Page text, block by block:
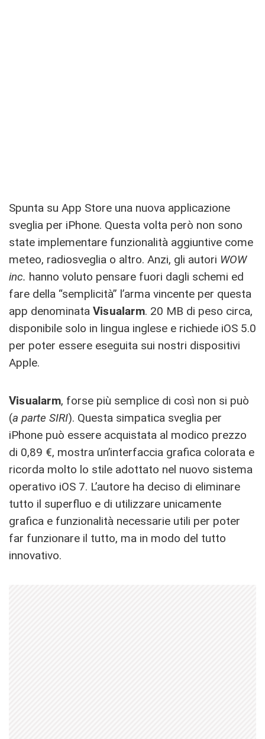
Spunta su App Store una nuova applicazione
sveglia per iPhone. Questa volta però non sono
state implementare funzionalità aggiuntive come
meteo, radiosveglia o altro. Anzi, gli autori WOW
inc. hanno voluto pensare fuori dagli schemi ed
fare della “semplicità” l’arma vincente per questa
app denominata Visualarm. 20 MB di peso circa,
disponibile solo in lingua inglese e richiede iOS 5.0
per poter essere eseguita sui nostri dispositivi
Apple.
Visualarm, forse più semplice di così non si può
(a parte SIRI). Questa simpatica sveglia per
iPhone può essere acquistata al modico prezzo
di 0,89 €, mostra un’interfaccia grafica colorata e
ricorda molto lo stile adottato nel nuovo sistema
operativo iOS 7. L’autore ha deciso di eliminare
tutto il superfluo e di utilizzare unicamente
grafica e funzionalità necessarie utili per poter
far funzionare il tutto, ma in modo del tutto
innovativo.